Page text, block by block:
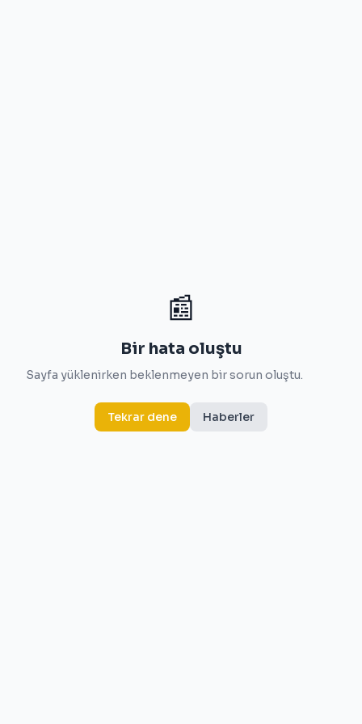
📰
Bir hata oluştu
Sayfa yüklenirken beklenmeyen bir sorun oluştu.
Tekrar dene Haberler